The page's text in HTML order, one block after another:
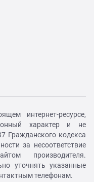
интернет-ресурсе,
характер и не
Гражданского кодекса
за несоответствие
производителя.
уточнять указанные
телефонам.